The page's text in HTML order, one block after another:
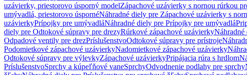
uzávierky, priestorovo úsporný modelZápachové uzávierky s nornou rúrkou
umývadlá, priestorovo úspornéNáhradné diely pre Zápachové uzávierky s
uzávierkyPrípojky pre umývadláNáhradné diely pre Prípojky pre umývadlá
diely pre Odtokové súpravy pre drezyRúrkové zápachové uzávierky
Odpadové ventily pre drezPríslušenstvoOdtokové súpravy pre prístroje
Podomietkové zápachové uzávierkyNadomietkové zápachové uzávierky
Odtokové súpravy pre výlevkyZápachové uzávierkyPripájacia rúra s hrdlom
PríslušenstvoSprchy a kúpeľňové vaneSprchyOdvodnenie podlahy pre sprchy